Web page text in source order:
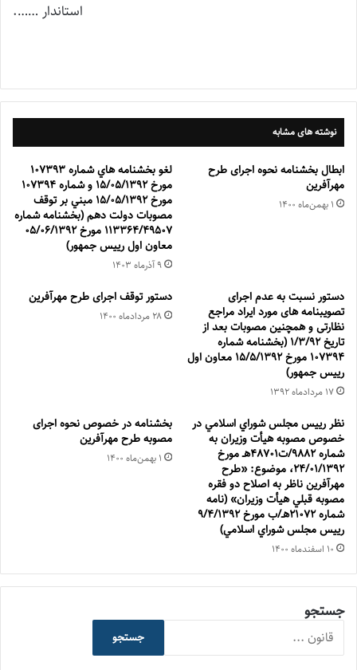
استاندار …….
نوشته های مشابه
ابطال بخشنامه نحوه اجرای طرح
مهرآفرین
۱ بهمن‌ماه ۱۴۰۰
لغو بخشنامه هاي شماره ۱۰۷۳۹۳
مورخ ۱۵/۰۵/۱۳۹۲ و شماره ۱۰۷۳۹۴
مورخ ۱۵/۰۵/۱۳۹۲ مبني بر توقف
مصوبات دولت دهم (بخشنامه شماره
۱۱۳۳۶۴/۴۹۵۰۷ مورخ ۰۵/۰۶/۱۳۹۲
معاون اول رييس جمهور)
۹ آذر‌ماه ۱۴۰۳
دستور نسبت به عدم اجرای
تصویبنامه های مورد ایراد مراجع
نظارتی و همچنین مصوبات بعد از
تاریخ 1/3/92 (بخشنامه شماره
107394 مورخ 15/5/1392 معاون اول
رییس جمهور)
۱۷ مرداد‌ماه ۱۳۹۲
دستور توقف اجرای طرح مهرآفرین
۲۸ مرداد‌ماه ۱۴۰۰
نظر رييس مجلس شوراي اسلامي در
خصوص مصوبه هيأت وزيران به
شماره 9882/ت48701هـ مورخ
24/01/1392، موضوع: «طرح
مهرآفرين ناظر به اصلاح دو فقره
مصوبه قبلي هيأت وزيران» (نامه
شماره 21072هـ/ب مورخ 9/4/1392
رييس مجلس شوراي اسلامي)
۱۰ اسفند‌ماه ۱۴۰۰
بخشنامه در خصوص نحوه اجرای
مصوبه طرح مهرآفرین
۱ بهمن‌ماه ۱۴۰۰
جستجو
جستجو